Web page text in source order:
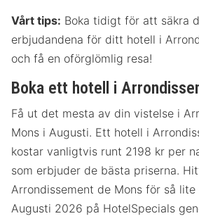
Vårt tips: Boka tidigt för att säkra
erbjudandena för ditt hotell i
och få en oförglömlig resa!
Boka ett hotell i
Få ut det mesta av din vistelse i
Mons i Augusti. Ett hotell i
kostar vanligtvis runt 2198 kr per
som erbjuder de bästa priserna.
Arrondissement de Mons för så
Augusti 2026 på HotelSpecials